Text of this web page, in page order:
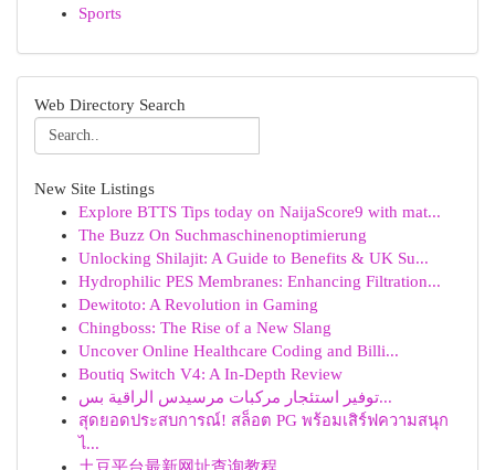
Sports
Web Directory Search
New Site Listings
Explore BTTS Tips today on NaijaScore9 with mat...
The Buzz On Suchmaschinenoptimierung
Unlocking Shilajit: A Guide to Benefits & UK Su...
Hydrophilic PES Membranes: Enhancing Filtration...
Dewitoto: A Revolution in Gaming
Chingboss: The Rise of a New Slang
Uncover Online Healthcare Coding and Billi...
Boutiq Switch V4: A In-Depth Review
توفير استئجار مركبات مرسيدس الراقية بس...
สุดยอดประสบการณ์! สล็อต PG พร้อมเสิร์ฟความสนุก
ไ...